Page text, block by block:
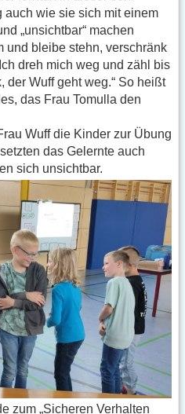
auch wie sie sich mit einem
„unsichtbar“ machen
und bleibe stehn, verschränk
dreh mich weg und zähl bis
der Wuff geht weg.“ So heißt
das Frau Tomulla den
Wuff die Kinder zur Übung
das Gelernte auch
sich unsichtbar.
zum „Sicheren Verhalten